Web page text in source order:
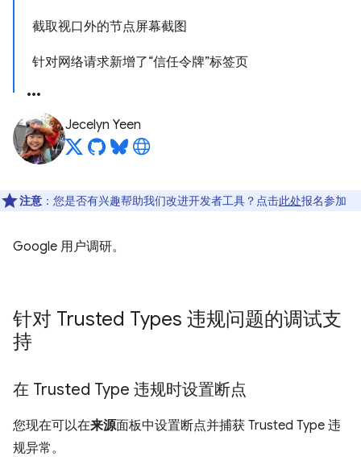
截取视口外的节点屏幕截图
针对网络请求新增了“信任令牌”标签页
Jecelyn Yeen
注意 ：您是否有兴趣帮助我们改进开发者工具？点击此处报名参加
Google 用户调研。
针对 Trusted Types 违规问题的调试支
持
在 Trusted Type 违规时设置断点
您现在可以在来源面板中设置断点并捕获 Trusted Type 违
规异常。